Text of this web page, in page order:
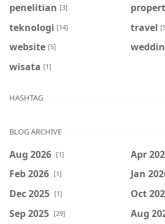
penelitian [3]
teknologi [14] travel
website [5]
wisata [1]
HASHTAG
BLOG ARCHIVE
Aug 2026 [1] Apr
Feb 2026 [1] Jan
Dec 2025 [1] Oct
Sep 2025 [29] Aug